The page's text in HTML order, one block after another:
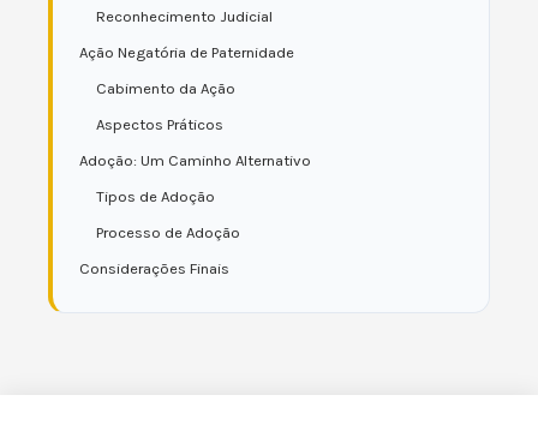
Reconhecimento Judicial
Ação Negatória de Paternidade
Cabimento da Ação
Aspectos Práticos
Adoção: Um Caminho Alternativo
Tipos de Adoção
Processo de Adoção
Considerações Finais